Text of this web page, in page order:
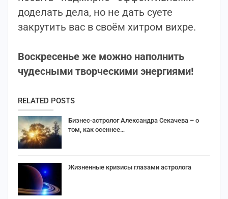
доделать дела, но не дать суете
закрутить вас в своём хитром вихре.
Воскресенье же можно наполнить
чудесными творческими энергиями!
RELATED POSTS
Бизнес-астролог Александра Секачева – о
том, как осеннее…
Жизненные кризисы глазами астролога